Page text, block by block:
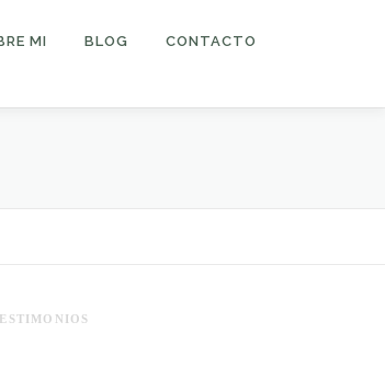
MI BLOG CONTACTO